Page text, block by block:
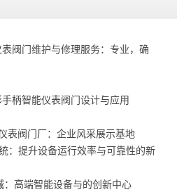
阀门维护与修理服务：专业，确
柄智能仪表阀门设计与应用
表阀门厂：企业风采展示基地
：提升设备运行效率与可靠性的新
高端智能设备与的创新中心